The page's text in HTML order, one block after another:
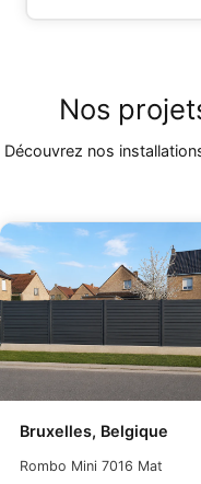
Nos
Découvrez nos
Bruxelles, Belgique
Rombo Mini 7016 Mat